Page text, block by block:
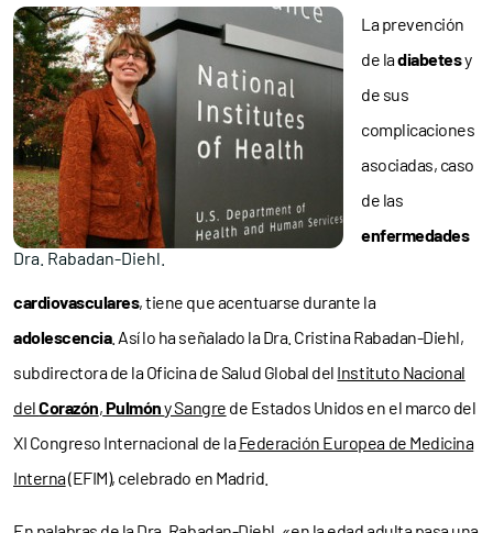
Dra. Rabadan-Diehl.
La prevención
de ladiabetesy
de sus
complicaciones
asociadas, caso
de las
enfermedades
cardiovasculares, tiene que acentuarse durante la
adolescencia. Así lo ha señalado la Dra. Cristina Rabadan-Diehl,
subdirectora de la Oficina de Salud Global del Instituto Nacional
delCorazón,Pulmóny Sangre de Estados Unidos en el marco del
XI Congreso Internacional de laFederación Europea de Medicina
Interna(EFIM), celebrado en Madrid.